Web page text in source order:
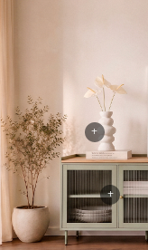
+
+